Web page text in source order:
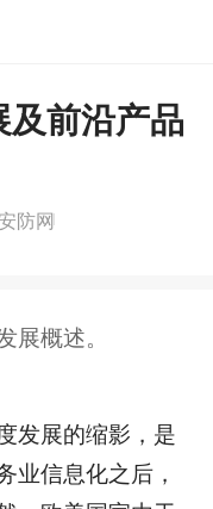
前沿产品
防网
概述。
展的缩影，是
业信息化之后，